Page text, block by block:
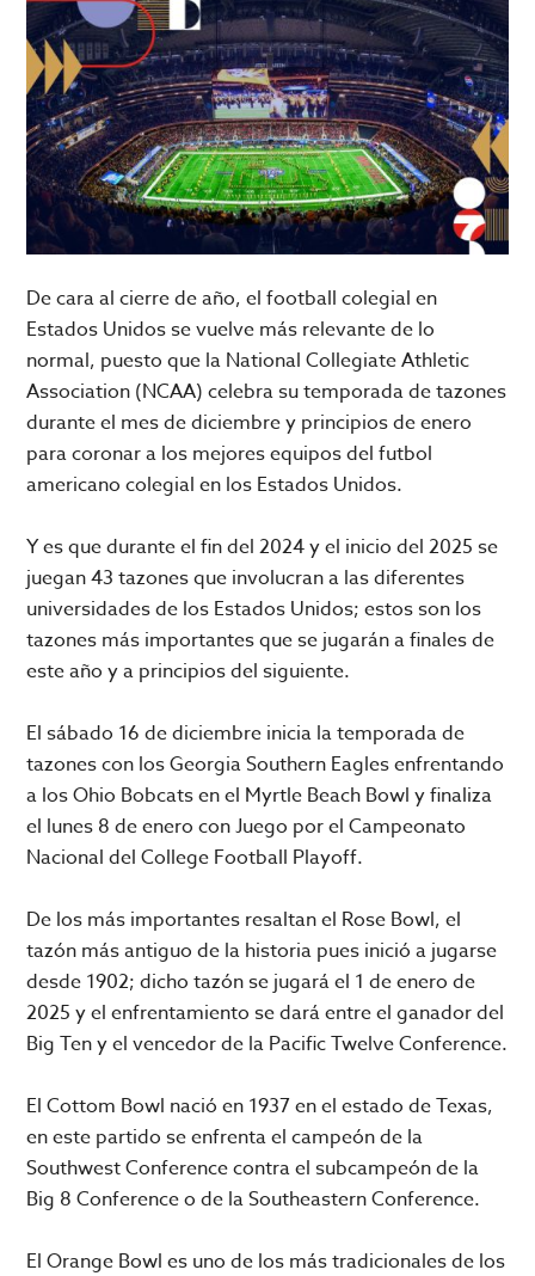
De cara al cierre de año, el football colegial en
Estados Unidos se vuelve más relevante de lo
normal, puesto que la National Collegiate Athletic
Association (NCAA) celebra su temporada de tazones
durante el mes de diciembre y principios de enero
para coronar a los mejores equipos del futbol
americano colegial en los Estados Unidos.
Y es que durante el fin del 2024 y el inicio del 2025 se
juegan 43 tazones que involucran a las diferentes
universidades de los Estados Unidos; estos son los
tazones más importantes que se jugarán a finales de
este año y a principios del siguiente.
El sábado 16 de diciembre inicia la temporada de
tazones con los Georgia Southern Eagles enfrentando
a los Ohio Bobcats en el Myrtle Beach Bowl y finaliza
el lunes 8 de enero con Juego por el Campeonato
Nacional del College Football Playoff.
De los más importantes resaltan el Rose Bowl, el
tazón más antiguo de la historia pues inició a jugarse
desde 1902; dicho tazón se jugará el 1 de enero de
2025 y el enfrentamiento se dará entre el ganador del
Big Ten y el vencedor de la Pacific Twelve Conference.
El Cottom Bowl nació en 1937 en el estado de Texas,
en este partido se enfrenta el campeón de la
Southwest Conference contra el subcampeón de la
Big 8 Conference o de la Southeastern Conference.
El Orange Bowl es uno de los más tradicionales de los